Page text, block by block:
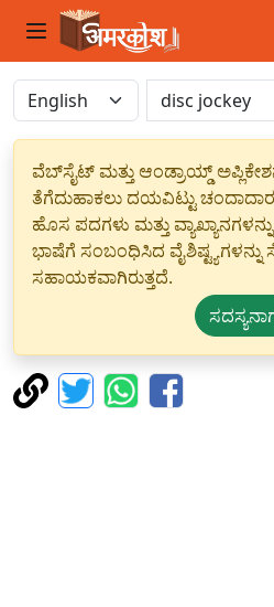
ವೆಬ್‌ಸೈಟ್ ಮತ್ತು ಆಂಡ್ರಾಯ್ಡ್
ತೆಗೆದುಹಾಕಲು ದಯವಿಟ್ಟು
ಹೊಸ ಪದಗಳು ಮತ್ತು
ಭಾಷೆಗೆ ಸಂಬಂಧಿಸಿದ ವೈಶಿಷ್ಟ್ಯಗಳನ್ನು
ಸಹಾಯಕವಾಗಿರುತ್ತದೆ.